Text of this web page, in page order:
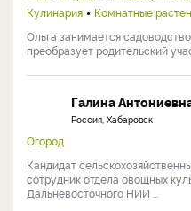
Кулинария
Комнатные
Ольга занимается
преобразует родительский
Галина
Россия, Хабаровск
Огород
Кандидат
сотрудник отдела овощных
Дальневосточного НИИ ...